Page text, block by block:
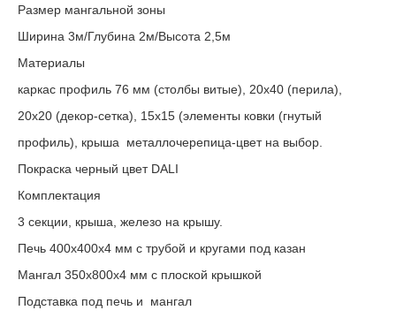
Размер мангальной зоны
Ширина 3м/Глубина 2м/Высота 2,5м
Материалы
каркас профиль 76 мм (столбы витые), 20х40 (перила),
20х20 (декор-сетка), 15х15 (элементы ковки (гнутый
профиль), крыша металлочерепица-цвет на выбор.
Покраска черный цвет DALI
Комплектация
3 секции, крыша, железо на крышу.
Печь 400х400х4 мм с трубой и кругами под казан
Мангал 350х800х4 мм с плоской крышкой
Подставка под печь и мангал